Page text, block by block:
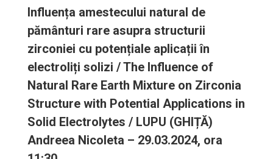
Influența amestecului natural de
pământuri rare asupra structurii
zirconiei cu potențiale aplicații în
electroliți solizi / The Influence of
Natural Rare Earth Mixture on Zirconia
Structure with Potential Applications in
Solid Electrolytes / LUPU (GHIȚĂ)
Andreea Nicoleta – 29.03.2024, ora